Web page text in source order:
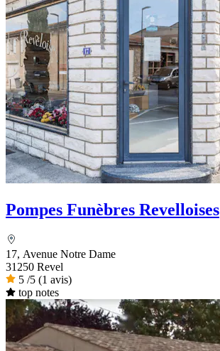
Pompes Funèbres Revelloises
17, Avenue Notre Dame
31250 Revel
5 /5 (1 avis)
top notes